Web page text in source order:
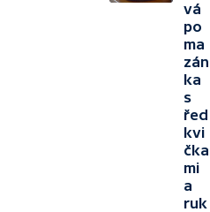
vá
po
ma
zán
ka
s
řed
kvi
čka
mi
a
ruk